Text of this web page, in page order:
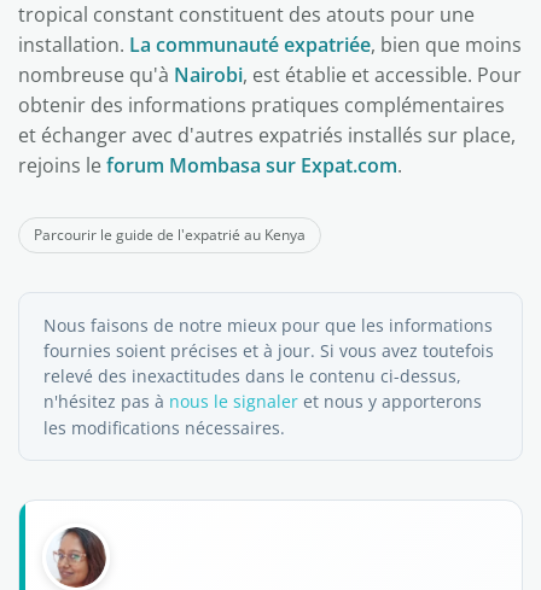
tropical constant constituent des atouts pour une
installation. La communauté expatriée, bien que moins
nombreuse qu'à Nairobi, est établie et accessible. Pour
obtenir des informations pratiques complémentaires
et échanger avec d'autres expatriés installés sur place,
rejoins leforum Mombasa sur Expat.com.
Parcourir le guide de l'expatrié au Kenya
Nous faisons de notre mieux pour que les informations
fournies soient précises et à jour. Si vous avez toutefois
relevé des inexactitudes dans le contenu ci-dessus,
n'hésitez pas à nous le signaler et nous y apporterons
les modifications nécessaires.